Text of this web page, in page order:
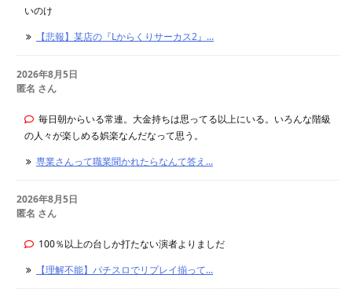
いのけ
【悲報】某店の『Lからくりサーカス2』...
2026年8月5日
匿名 さん
毎日朝からいる常連。大金持ちは思ってる以上にいる。いろんな階級
の人々が楽しめる娯楽なんだなって思う。
専業さんって職業聞かれたらなんて答え...
2026年8月5日
匿名 さん
100％以上の台しか打たない演者よりましだ
【理解不能】パチスロでリプレイ揃って...